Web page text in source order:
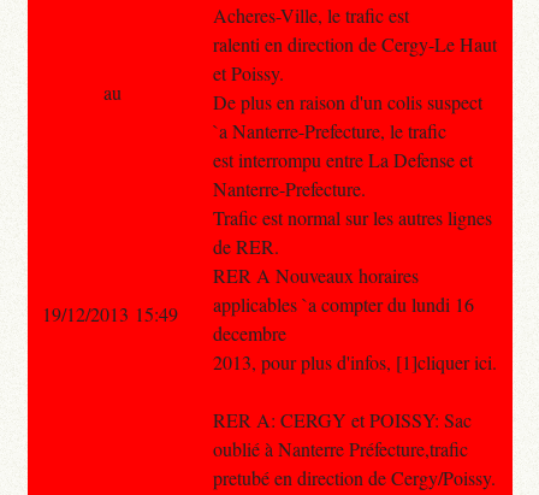
Acheres-Ville, le trafic est
ralenti en direction de Cergy-Le Haut
et Poissy.
De plus en raison d'un colis suspect
`a Nanterre-Prefecture, le trafic
est interrompu entre La Defense et
Nanterre-Prefecture.
Trafic est normal sur les autres lignes
de RER.
RER A Nouveaux horaires
applicables `a compter du lundi 16
decembre
2013, pour plus d'infos, [1]cliquer ici.
RER A: CERGY et POISSY: Sac
oublié à Nanterre Préfecture,trafic
pretubé en direction de Cergy/Poissy.
au
19/12/2013 15:49